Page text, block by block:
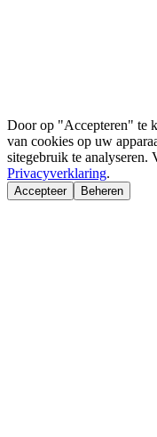
Door op "Accepteren" te
van cookies op uw
sitegebruik te analyseren.
Privacyverklaring.
Accepteer Beheren